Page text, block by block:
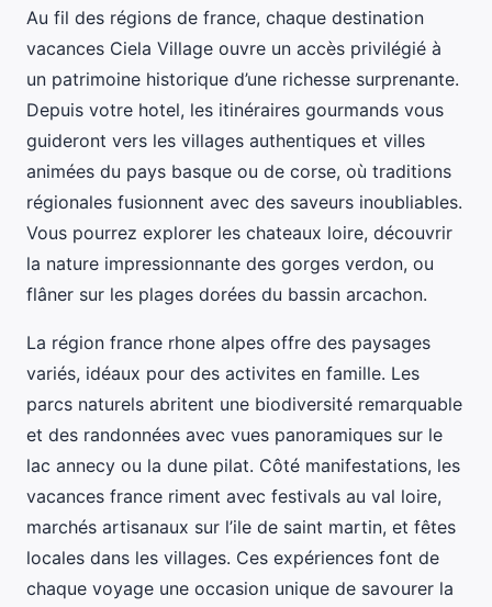
Au fil des régions de france, chaque destination
vacances Ciela Village ouvre un accès privilégié à
un patrimoine historique d’une richesse surprenante.
Depuis votre hotel, les itinéraires gourmands vous
guideront vers les villages authentiques et villes
animées du pays basque ou de corse, où traditions
régionales fusionnent avec des saveurs inoubliables.
Vous pourrez explorer les chateaux loire, découvrir
la nature impressionnante des gorges verdon, ou
flâner sur les plages dorées du bassin arcachon.
La région france rhone alpes offre des paysages
variés, idéaux pour des activites en famille. Les
parcs naturels abritent une biodiversité remarquable
et des randonnées avec vues panoramiques sur le
lac annecy ou la dune pilat. Côté manifestations, les
vacances france riment avec festivals au val loire,
marchés artisanaux sur l’ile de saint martin, et fêtes
locales dans les villages. Ces expériences font de
chaque voyage une occasion unique de savourer la